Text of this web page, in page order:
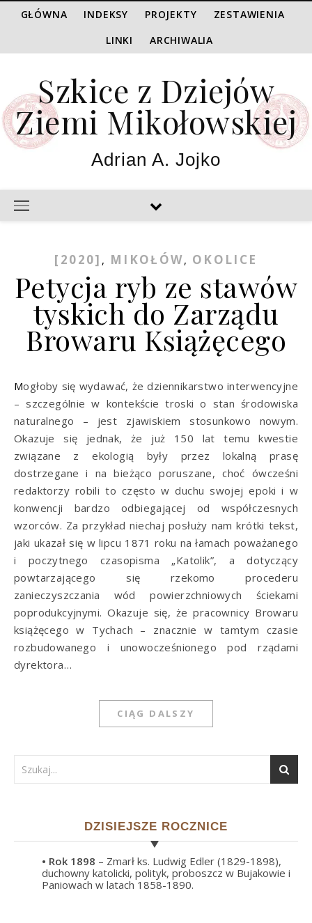
GŁÓWNA INDEKSY PROJEKTY
ZESTAWIENIA
LINKI
ARCHIWALIA
Szkice z Dziejów
Ziemi Mikołowskiej
Adrian A. Jojko
[2020] , MIKOŁÓW, OKOLICE
Petycja ryb ze stawów
tyskich do Zarządu
Browaru Książęcego
Mogłoby się wydawać, że dziennikarstwo interwencyjne
– szczególnie w kontekście troski o stan środowiska
naturalnego – jest zjawiskiem stosunkowo nowym.
Okazuje się jednak, że już 150 lat temu kwestie
związane z ekologią były przez lokalną prasę
dostrzegane i na bieżąco poruszane, choć ówcześni
redaktorzy robili to często w duchu swojej epoki i w
konwencji bardzo odbiegającej od współczesnych
wzorców. Za przykład niechaj posłuży nam krótki tekst,
jaki ukazał się w lipcu 1871 roku na łamach poważanego
i poczytnego czasopisma „Katolik”, a dotyczący
powtarzającego się rzekomo procederu
zanieczyszczania wód powierzchniowych ściekami
poprodukcyjnymi. Okazuje się, że pracownicy Browaru
książęcego w Tychach – znacznie w tamtym czasie
rozbudowanego i unowocześnionego pod rządami
dyrektora…
CIĄG DALSZY
DZISIEJSZE ROCZNICE
• Rok 1898 – Zmarł ks. Ludwig Edler (1829-1898),
duchowny katolicki, polityk, proboszcz w Bujakowie i
Paniowach w latach 1858-1890.